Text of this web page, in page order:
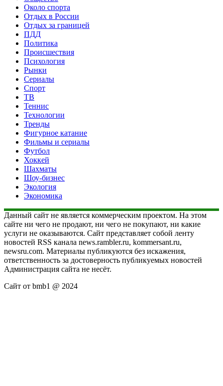
Около спорта
Отдых в России
Отдых за границей
ПДД
Политика
Происшествия
Психология
Рынки
Сериалы
Спорт
ТВ
Теннис
Технологии
Тренды
Фигурное катание
Фильмы и сериалы
Футбол
Хоккей
Шахматы
Шоу-бизнес
Экология
Экономика
Данный сайт не является коммерческим проектом. На этом
сайте ни чего не продают, ни чего не покупают, ни какие
услуги не оказываются. Сайт представляет собой ленту
новостей RSS канала news.rambler.ru, kommersant.ru,
newsru.com. Материалы публикуются без искажения,
ответственность за достоверность публикуемых новостей
Администрация сайта не несёт.
Сайт от bmb1 @ 2024